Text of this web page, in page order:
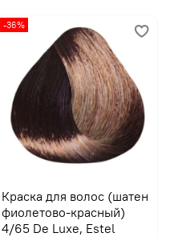
-36%
Краска для волос (шатен
фиолетово-красный)
4/65 De Luxe, Estel